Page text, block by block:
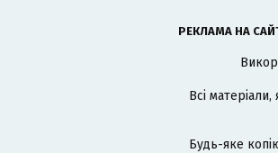
РЕКЛАМА НА
Всі
Будь-яке